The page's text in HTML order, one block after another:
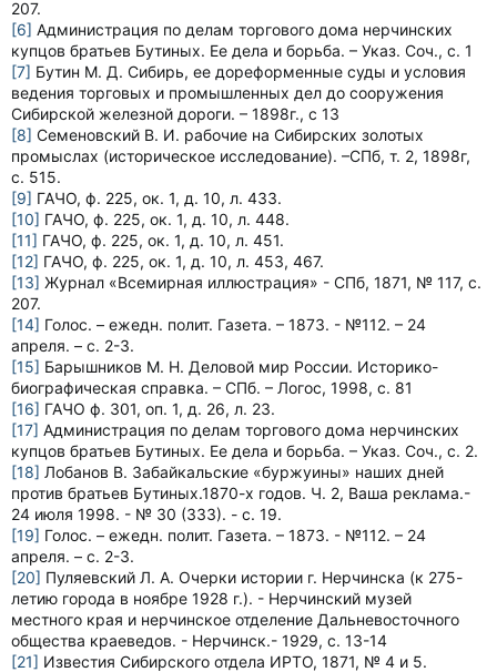
207.
[6] Администрация по делам торгового дома нерчинских
купцов братьев Бутиных. Ее дела и борьба. – Указ. Соч., с. 1
[7] Бутин М. Д. Сибирь, ее дореформенные суды и условия
ведения торговых и промышленных дел до сооружения
Сибирской железной дороги. – 1898г., с 13
[8] Семеновский В. И. рабочие на Сибирских золотых
промыслах (историческое исследование). –СПб, т. 2, 1898г,
с. 515.
[9] ГАЧО, ф. 225, ок. 1, д. 10, л. 433.
[10] ГАЧО, ф. 225, ок. 1, д. 10, л. 448.
[11] ГАЧО, ф. 225, ок. 1, д. 10, л. 451.
[12] ГАЧО, ф. 225, ок. 1, д. 10, л. 453, 467.
[13] Журнал «Всемирная иллюстрация» - СПб, 1871, № 117, с.
207.
[14] Голос. – ежедн. полит. Газета. – 1873. - №112. – 24
апреля. – с. 2-3.
[15] Барышников М. Н. Деловой мир России. Историко-
биографическая справка. – СПб. – Логос, 1998, с. 81
[16] ГАЧО ф. 301, оп. 1, д. 26, л. 23.
[17] Администрация по делам торгового дома нерчинских
купцов братьев Бутиных. Ее дела и борьба. – Указ. Соч., с. 2.
[18] Лобанов В. Забайкальские «буржуины» наших дней
против братьев Бутиных.1870-х годов. Ч. 2, Ваша реклама.-
24 июля 1998. - № 30 (333). - с. 19.
[19] Голос. – ежедн. полит. Газета. – 1873. - №112. – 24
апреля. – с. 2-3.
[20] Пуляевский Л. А. Очерки истории г. Нерчинска (к 275-
летию города в ноябре 1928 г.). - Нерчинский музей
местного края и нерчинское отделение Дальневосточного
общества краеведов. - Нерчинск.- 1929, с. 13-14
[21] Известия Сибирского отдела ИРТО, 1871, № 4 и 5.